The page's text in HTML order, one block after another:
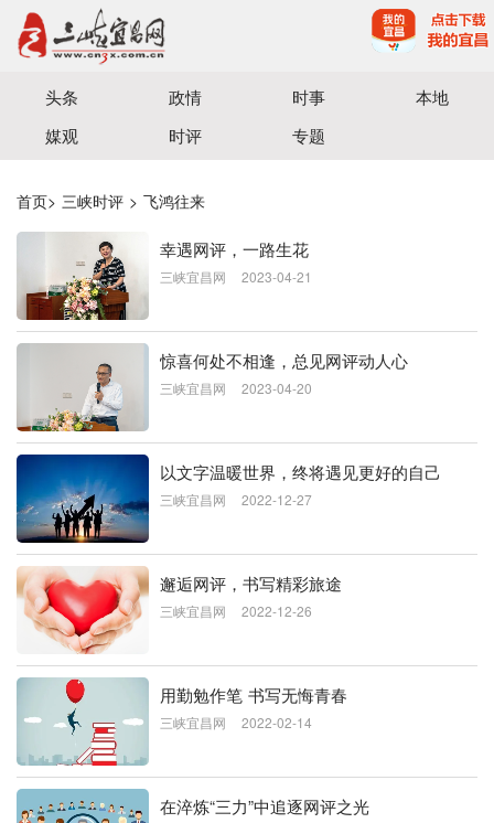
宜昌三峡融媒体中心主办
头条 政情 时事
本地
媒观
时评 专题
首页> 三峡时评 > 飞鸿往来
幸遇网评，一路生花
三峡宜昌网 2023-04-21
惊喜何处不相逢，总见网评动人心
三峡宜昌网 2023-04-20
以文字温暖世界，终将遇见更好的自己
三峡宜昌网 2022-12-27
邂逅网评，书写精彩旅途
三峡宜昌网 2022-12-26
用勤勉作笔 书写无悔青春
三峡宜昌网 2022-02-14
在淬炼“三力”中追逐网评之光